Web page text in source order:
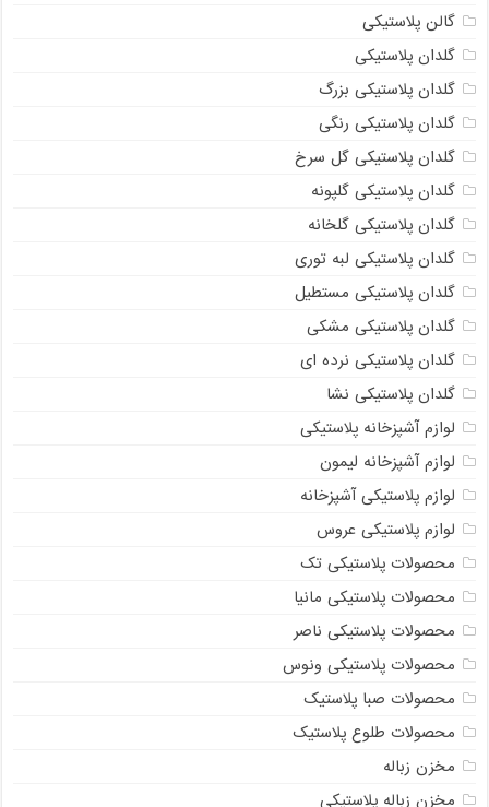
گالن پلاستیکی
گلدان پلاستیکی
گلدان پلاستیکی بزرگ
گلدان پلاستیکی رنگی
گلدان پلاستیکی گل سرخ
گلدان پلاستیکی گلپونه
گلدان پلاستیکی گلخانه
گلدان پلاستیکی لبه توری
گلدان پلاستیکی مستطیل
گلدان پلاستیکی مشکی
گلدان پلاستیکی نرده ای
گلدان پلاستیکی نشا
لوازم آشپزخانه پلاستیکی
لوازم آشپزخانه لیمون
لوازم پلاستیکی آشپزخانه
لوازم پلاستیکی عروس
محصولات پلاستیکی تک
محصولات پلاستیکی مانیا
محصولات پلاستیکی ناصر
محصولات پلاستیکی ونوس
محصولات صبا پلاستیک
محصولات طلوع پلاستیک
مخزن زباله
مخزن زباله پلاستیکی